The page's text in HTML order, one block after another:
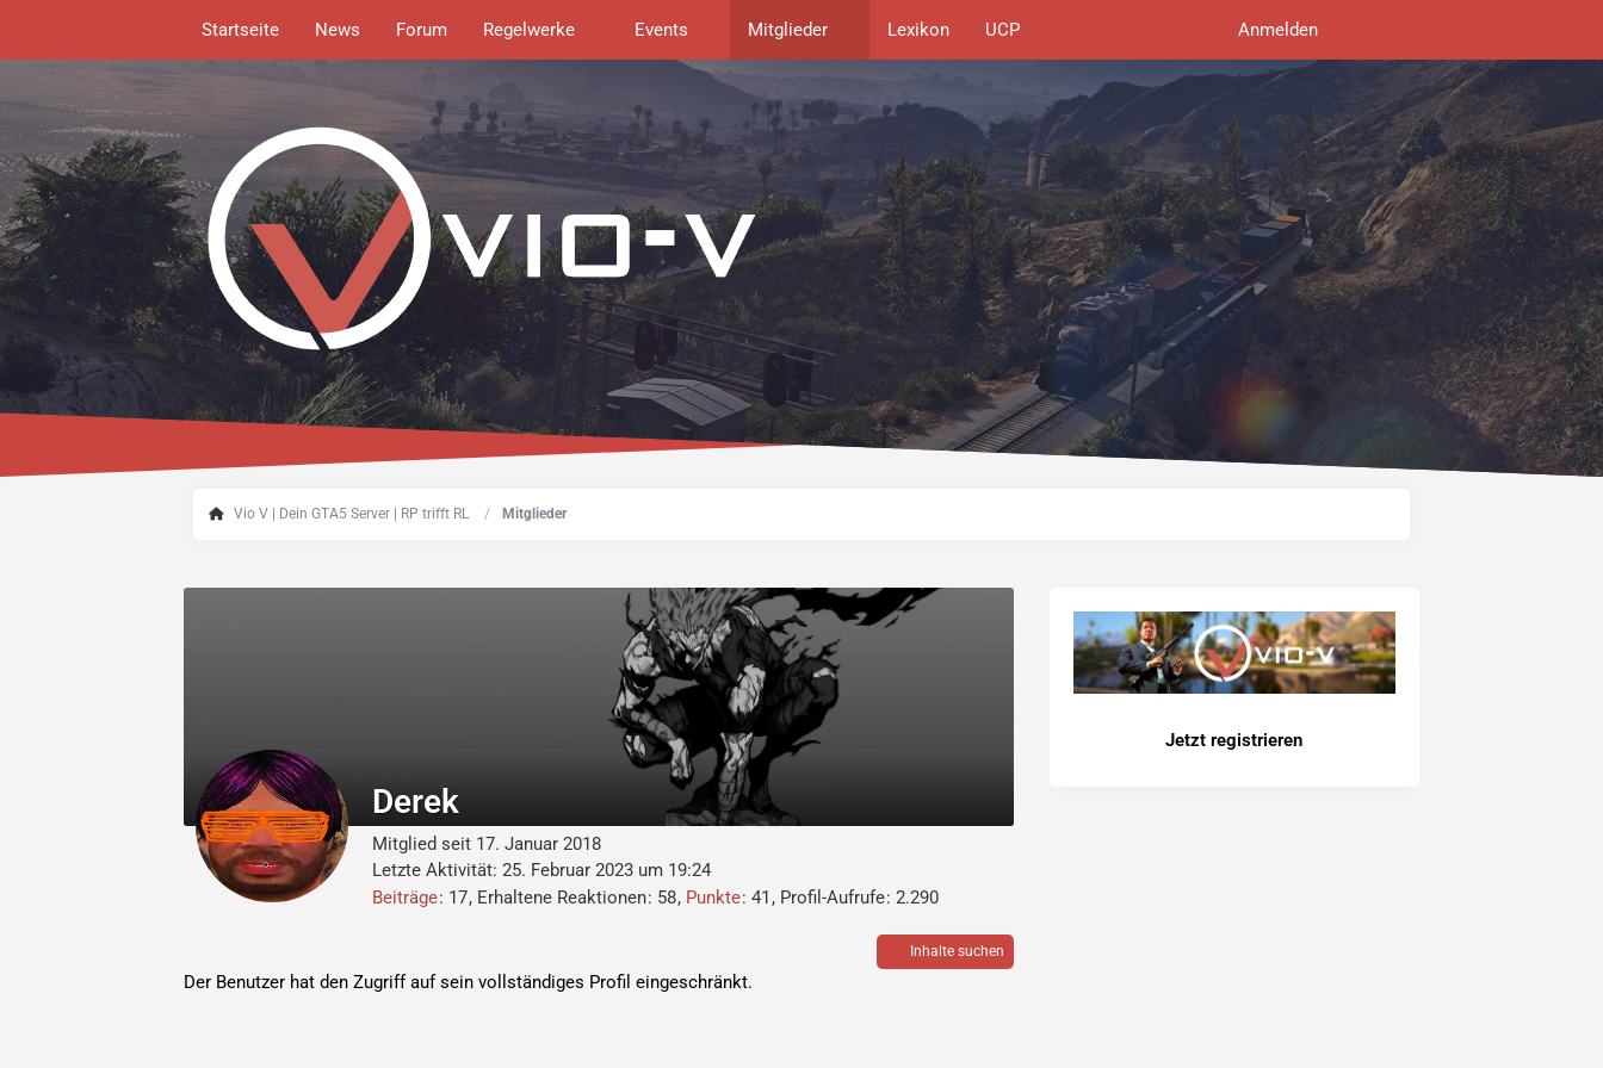
Startseite News Forum Regelwerke Events Mitglieder Lexikon UCP Anmelden
Vio V | Dein GTA5 Server | RP trifft RL Mitglieder
Derek
Mitglied seit 17. Januar 2018
Letzte Aktivität:25. Februar 2023 um 19:24
Beiträge 17 Erhaltene Reaktionen 58 Punkte 41 Profil-Aufrufe 2.290
Inhalte suchen
Der Benutzer hat den Zugriff auf sein vollständiges Profil eingeschränkt.
Jetzt registrieren